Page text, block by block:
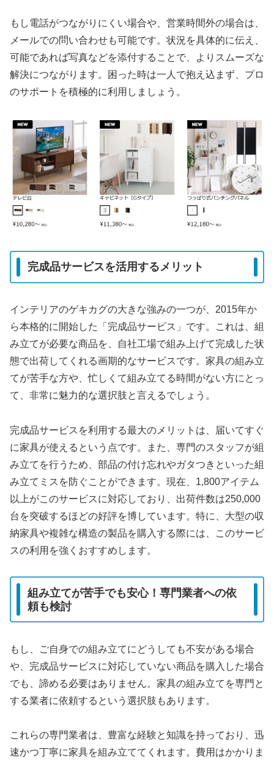
もし電話がつながりにくい場合や、営業時間外の場合は、
メールでの問い合わせも可能です。状況を具体的に伝え、
可能であれば写真などを添付することで、よりスムーズな
解決につながります。困った時は一人で抱え込まず、プロ
のサポートを積極的に利用しましょう。
完成品サービスを活用するメリット
インテリアのゲキカグの大きな強みの一つが、2015年か
ら本格的に開始した「完成品サービス」です。これは、組
み立てが必要な商品を、自社工場で組み上げて完成した状
態で出荷してくれる画期的なサービスです。家具の組み立
てが苦手な方や、忙しくて組み立てる時間がない方にとっ
て、非常に魅力的な選択肢と言えるでしょう。
完成品サービスを利用する最大のメリットは、届いてすぐ
に家具が使えるという点です。また、専門のスタッフが組
み立てを行うため、部品の付け忘れやガタつきといった組
み立てミスを防ぐことができます。現在、1,800アイテム
以上がこのサービスに対応しており、出荷件数は250,000
台を突破するほどの好評を博しています。特に、大型の収
納家具や複雑な構造の製品を購入する際には、このサービ
スの利用を強くおすすめします。
組み立てが苦手でも安心！専門業者への依
頼も検討
もし、ご自身での組み立てにどうしても不安がある場合
や、完成品サービスに対応していない商品を購入した場合
でも、諦める必要はありません。家具の組み立てを専門と
する業者に依頼するという選択肢もあります。
これらの専門業者は、豊富な経験と知識を持っており、迅
速かつ丁寧に家具を組み立ててくれます。費用はかかりま